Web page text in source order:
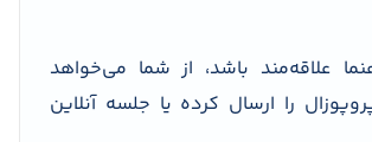
علاقه‌مند باشد، از شما می‌خواهد
را ارسال کرده یا جلسه آنلاین